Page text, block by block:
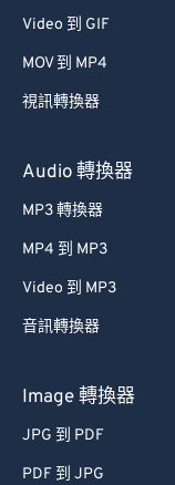
Video 到 GIF
MOV 到 MP4
視訊轉換器
Audio 轉換器
MP3 轉換器
MP4 到 MP3
Video 到 MP3
音訊轉換器
Image 轉換器
JPG 到 PDF
PDF 到 JPG